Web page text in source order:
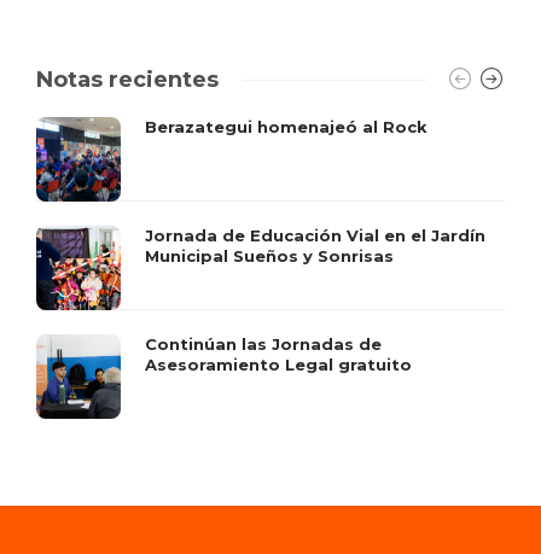
Notas recientes
Berazategui homenajeó al Rock
Jornada de Educación Vial en el Jardín
Municipal Sueños y Sonrisas
Continúan las Jornadas de
Asesoramiento Legal gratuito